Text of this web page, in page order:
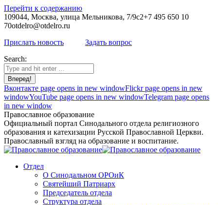
Перейти к содержанию
109044, Москва, улица Мельникова, 7/9с2+7 495 650 10
70otdelro@otdelro.ru
Прислать новость
Задать вопрос
Search:
Вконтакте page opens in new windowFlickr page opens in new
windowYouTube page opens in new windowTelegram page opens
in new window
Православное образование
Официальный портал Синодального отдела религиозного
образования и катехизации Русской Православной Церкви.
Православный взгляд на образование и воспитание.
Отдел
О Синодальном ОРОиК
Святейший Патриарх
Председатель отдела
Структура отдела